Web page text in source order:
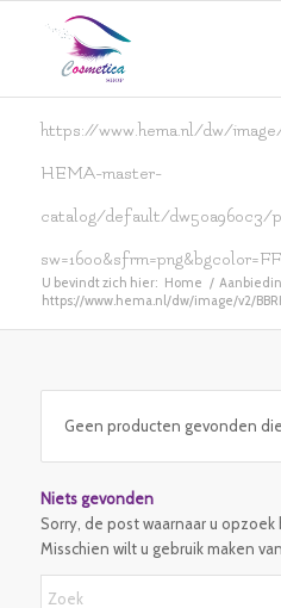
https://www.hema.nl/dw/
HEMA-master-
catalog/default/dw50a960c3/
U bevindt zich hier: Home /
https://www.hema.nl/dw/image/v2/
Geen producten gevonden
Niets gevonden
Sorry, de post waarnaar u
Misschien wilt u gebruik maken